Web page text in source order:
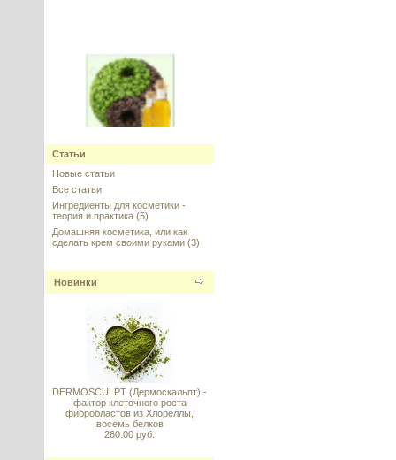
Кофе (Арабика) Зеленого масло
нерафинированное,
Великобритания, холодного
отжима
---------
АСТАКСАНТИН (Astaxanthin) в
липосомах
---------
Статьи
Новые статьи
Все статьи
Ингредиенты для косметики -
теория и практика (5)
Домашняя косметика, или как
сделать крем своими руками (3)
Новинки
DERMOSCULPT (Дермоскальпт) -
фактор клеточного роста
фибробластов из Хлореллы,
восемь белков
260.00 руб.